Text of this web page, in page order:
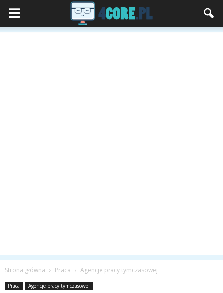
Strona główna Praca Agencje pracy tymczasowej
Praca Agencje pracy tymczasowej